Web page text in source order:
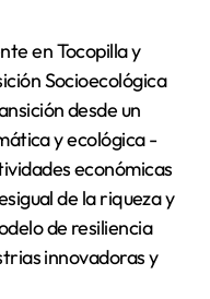
en Tocopilla y
Socioecológica
desde un
y ecológica -
económicas
de la riqueza y
de resiliencia
innovadoras y